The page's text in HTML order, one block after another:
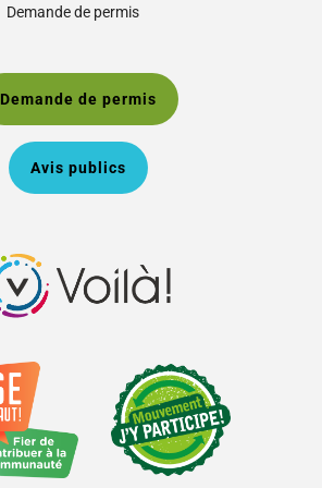
Demande de permis
Demande de permis
Avis publics